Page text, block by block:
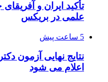
تأکید ایران و
علمی در بریکس
5 ساعت پیش
اعلام می شود